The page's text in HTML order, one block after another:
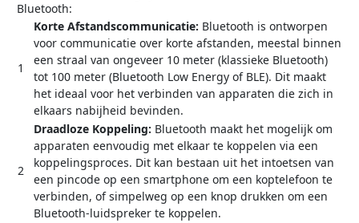
Bluetooth:
1
Korte Afstandscommunicatie: Bluetooth is ontworpen
voor communicatie over korte afstanden, meestal binnen
een straal van ongeveer 10 meter (klassieke Bluetooth)
tot 100 meter (Bluetooth Low Energy of BLE). Dit maakt
het ideaal voor het verbinden van apparaten die zich in
elkaars nabijheid bevinden.
2
Draadloze Koppeling: Bluetooth maakt het mogelijk om
apparaten eenvoudig met elkaar te koppelen via een
koppelingsproces. Dit kan bestaan uit het intoetsen van
een pincode op een smartphone om een koptelefoon te
verbinden, of simpelweg op een knop drukken om een
Bluetooth-luidspreker te koppelen.